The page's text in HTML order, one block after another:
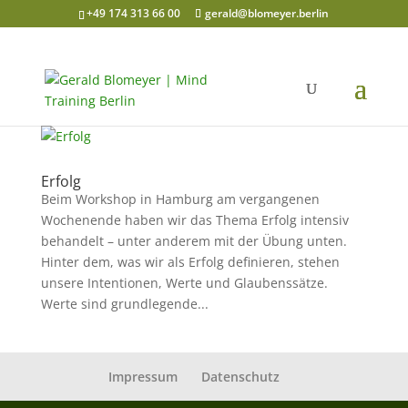
+49 174 313 66 00 gerald@blomeyer.berlin
Erfolg
Beim Workshop in Hamburg am vergangenen
Wochenende haben wir das Thema Erfolg intensiv
behandelt – unter anderem mit der Übung unten.
Hinter dem, was wir als Erfolg definieren, stehen
unsere Intentionen, Werte und Glaubenssätze.
Werte sind grundlegende...
Impressum Datenschutz